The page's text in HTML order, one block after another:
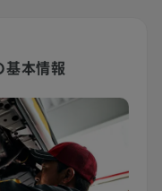
基本情報